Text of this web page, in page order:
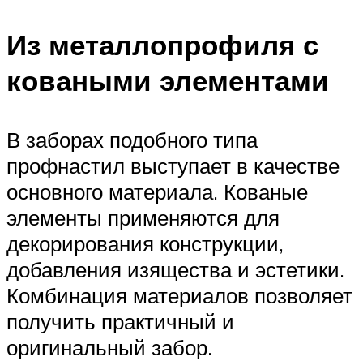
Из металлопрофиля с
коваными элементами
В заборах подобного типа
профнастил выступает в качестве
основного материала. Кованые
элементы применяются для
декорирования конструкции,
добавления изящества и эстетики.
Комбинация материалов позволяет
получить практичный и
оригинальный забор.